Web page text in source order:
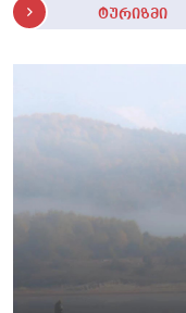
ტურიზმი